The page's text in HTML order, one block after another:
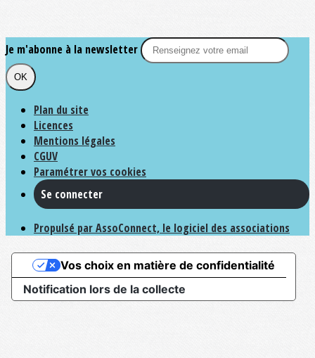
Je m'abonne à la newsletter
OK
Plan du site
Licences
Mentions légales
CGUV
Paramétrer vos cookies
Se connecter
Propulsé par AssoConnect, le logiciel des associations
Notification lors de la collecte
Vos choix en matière de confidentialité